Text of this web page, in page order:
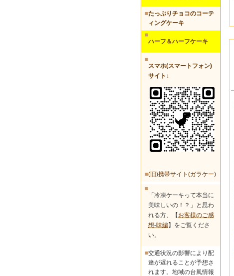
■たっぷりチョコのコーテ
ィングケーキ
■
ハーフ＆ハーフケーキ
■
スマホ(スマートフォン)
サイト↓
■(旧)携帯サイト(ガラケー)
■
「冷凍ケーキって本当に
美味しいの！？」と思わ
れる方、【 お客様のご感
想-味編】をご覧くださ
い。
■交通状況の影響により配
達が遅れることが予想さ
れます。地域の台風情報